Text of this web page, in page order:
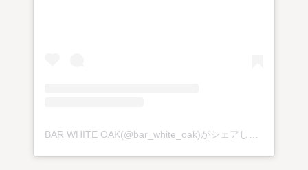
BAR WHITE OAK(@bar_white_oak)がシェアした投稿